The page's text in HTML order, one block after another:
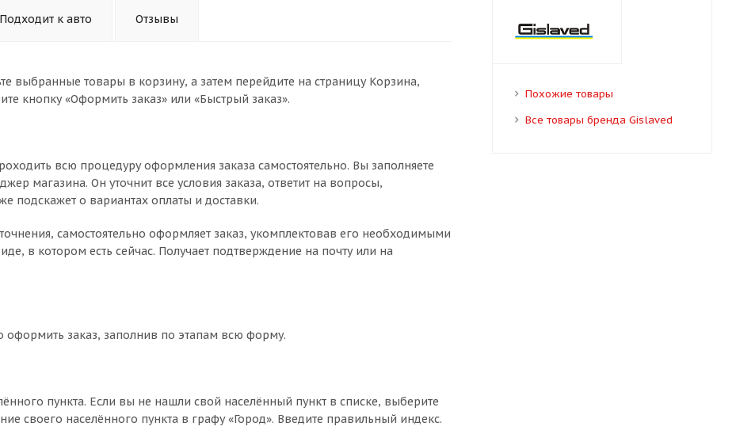
Подходит к авто Отзывы
выбранные товары в корзину, а затем перейдите на страницу Корзина,
кнопку «Оформить заказ» или «Быстрый заказ».
всю процедуру оформления заказа самостоятельно. Вы заполняете
магазина. Он уточнит все условия заказа, ответит на вопросы,
подскажет о вариантах оплаты и доставки.
самостоятельно оформляет заказ, укомплектовав его необходимыми
в котором есть сейчас. Получает подтверждение на почту или на
оформить заказ, заполнив по этапам всю форму.
пункта. Если вы не нашли свой населённый пункт в списке, выберите
своего населённого пункта в графу «Город». Введите правильный индекс.
Похожие товары
Все товары бренда Gislaved